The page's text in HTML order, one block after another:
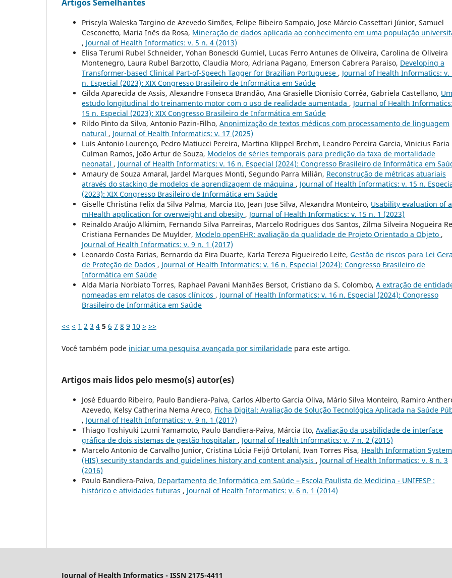
Artigos Semelhantes
Priscyla Waleska Targino de Azevedo Simões, Felipe Ribeiro Sampaio, Jose Márcio Cassettari Júnior, Samuel
Cesconetto, Maria Inês da Rosa, Mineração de dados aplicada ao conhecimento em uma população
, Journal of Health Informatics: v. 5 n. 4 (2013)
Elisa Terumi Rubel Schneider, Yohan Bonescki Gumiel, Lucas Ferro Antunes de Oliveira, Carolina de Oliveira
Montenegro, Laura Rubel Barzotto, Claudia Moro, Adriana Pagano, Emerson Cabrera Paraiso, Developing a
Transformer-based Clinical Part-of-Speech Tagger for Brazilian Portuguese , Journal of Health Informatics: v.
n. Especial (2023): XIX Congresso Brasileiro de Informática em Saúde
Gilda Aparecida de Assis, Alexandre Fonseca Brandão, Ana Grasielle Dionisio Corrêa, Gabriela Castellano, Um
estudo longitudinal do treinamento motor com o uso de realidade aumentada , Journal of Health
15 n. Especial (2023): XIX Congresso Brasileiro de Informática em Saúde
Rildo Pinto da Silva, Antonio Pazin-Filho, Anonimização de textos médicos com processamento de linguagem
natural , Journal of Health Informatics: v. 17 (2025)
Luís Antonio Lourenço, Pedro Matiucci Pereira, Martina Klippel Brehm, Leandro Pereira Garcia, Vinicius Faria
Culman Ramos, João Artur de Souza, Modelos de séries temporais para predição da taxa de mortalidade
neonatal , Journal of Health Informatics: v. 16 n. Especial (2024): Congresso Brasileiro de Informática em
Amaury de Souza Amaral, Jardel Marques Monti, Segundo Parra Milián, Reconstrução de métricas atuariais
através do stacking de modelos de aprendizagem de máquina , Journal of Health Informatics: v. 15 n.
(2023): XIX Congresso Brasileiro de Informática em Saúde
Giselle Christina Felix da Silva Palma, Marcia Ito, Jean Jose Silva, Alexandra Monteiro, Usability evaluation of a
mHealth application for overweight and obesity , Journal of Health Informatics: v. 15 n. 1 (2023)
Reinaldo Araújo Alkimim, Fernando Silva Parreiras, Marcelo Rodrigues dos Santos, Zilma Silveira Nogueira
Cristiana Fernandes De Muylder, Modelo openEHR: avaliação da qualidade de Projeto Orientado a Objeto ,
Journal of Health Informatics: v. 9 n. 1 (2017)
Leonardo Costa Farias, Bernardo da Eira Duarte, Karla Tereza Figueiredo Leite, Gestão de riscos para Lei
de Proteção de Dados , Journal of Health Informatics: v. 16 n. Especial (2024): Congresso Brasileiro de
Informática em Saúde
Alda Maria Norbiato Torres, Raphael Pavani Manhães Bersot, Cristiano da S. Colombo, A extração de
nomeadas em relatos de casos clínicos , Journal of Health Informatics: v. 16 n. Especial (2024): Congresso
Brasileiro de Informática em Saúde
<< < 1 2 3 4 5 6 7 8 9 10 > >>
Você também pode iniciar uma pesquisa avançada por similaridade para este artigo.
Artigos mais lidos pelo mesmo(s) autor(es)
José Eduardo Ribeiro, Paulo Bandiera-Paiva, Carlos Alberto Garcia Oliva, Mário Silva Monteiro, Ramiro
Azevedo, Kelsy Catherina Nema Areco, Ficha Digital: Avaliação de Solução Tecnológica Aplicada na Saúde
, Journal of Health Informatics: v. 9 n. 1 (2017)
Thiago Toshiyuki Izumi Yamamoto, Paulo Bandiera-Paiva, Márcia Ito, Avaliação da usabilidade de interface
gráfica de dois sistemas de gestão hospitalar , Journal of Health Informatics: v. 7 n. 2 (2015)
Marcelo Antonio de Carvalho Junior, Cristina Lúcia Feijó Ortolani, Ivan Torres Pisa, Health Information System
(HIS) security standards and guidelines history and content analysis , Journal of Health Informatics: v. 8 n. 3
(2016)
Paulo Bandiera-Paiva, Departamento de Informática em Saúde – Escola Paulista de Medicina - UNIFESP :
histórico e atividades futuras , Journal of Health Informatics: v. 6 n. 1 (2014)
Journal of Health Informatics - ISSN 2175-4411